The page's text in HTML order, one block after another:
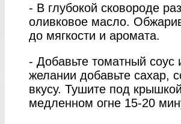
- В глубокой сковороде
оливковое масло.
до мягкости и аромата.
- Добавьте томатный соус
желании добавьте сахар,
вкусу. Тушите под
медленном огне 15-20